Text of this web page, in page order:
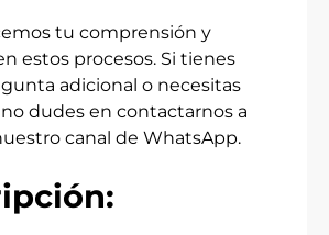
tu comprensión y
estos procesos. Si tienes
adicional o necesitas
dudes en contactarnos a
canal de WhatsApp.